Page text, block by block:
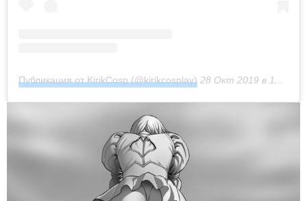
Публикация от KirikCosp (@kirikcosplay) 28 Окт 2019 в 11:07 PDT